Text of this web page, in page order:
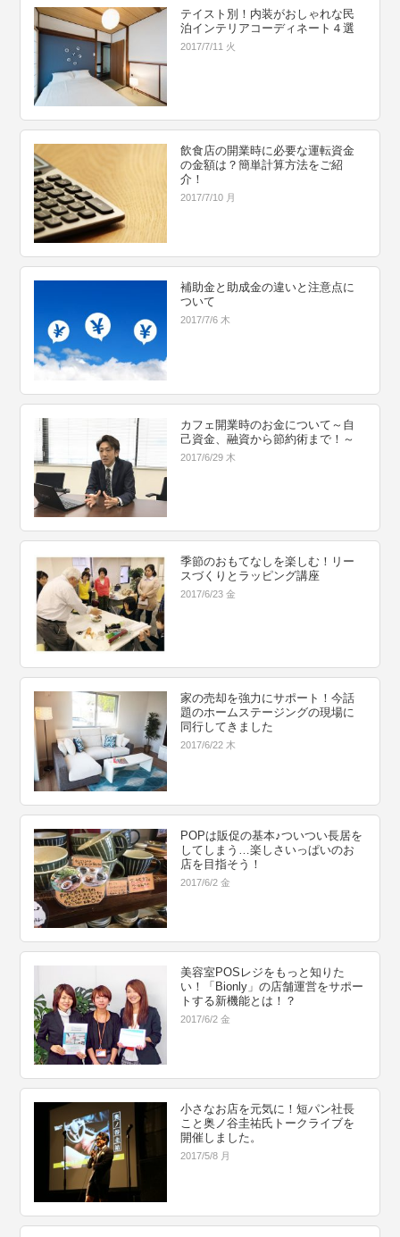
テイスト別！内装がおしゃれな民
泊インテリアコーディネート４選
2017/7/11 火
飲食店の開業時に必要な運転資金
の金額は？簡単計算方法をご紹
介！
2017/7/10 月
補助金と助成金の違いと注意点に
ついて
2017/7/6 木
カフェ開業時のお金について～自
己資金、融資から節約術まで！～
2017/6/29 木
季節のおもてなしを楽しむ！リー
スづくりとラッピング講座
2017/6/23 金
家の売却を強力にサポート！今話
題のホームステージングの現場に
同行してきました
2017/6/22 木
POPは販促の基本♪ついつい長居を
してしまう…楽しさいっぱいのお
店を目指そう！
2017/6/2 金
美容室POSレジをもっと知りた
い！「Bionly」の店舗運営をサポー
トする新機能とは！？
2017/6/2 金
小さなお店を元気に！短パン社長
こと奥ノ谷圭祐氏トークライブを
開催しました。
2017/5/8 月